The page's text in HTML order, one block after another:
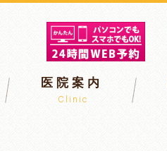
医院案内
Clinic